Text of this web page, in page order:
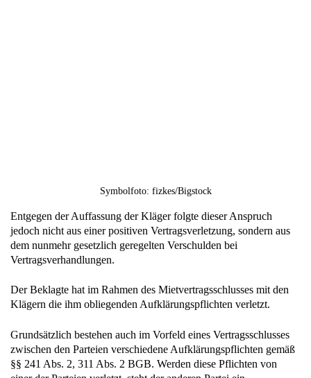
Symbolfoto: fizkes/Bigstock
Entgegen der Auffassung der Kläger folgte dieser Anspruch
jedoch nicht aus einer positiven Vertragsverletzung, sondern aus
dem nunmehr gesetzlich geregelten Verschulden bei
Vertragsverhandlungen.
Der Beklagte hat im Rahmen des Mietvertragsschlusses mit den
Klägern die ihm obliegenden Aufklärungspflichten verletzt.
Grundsätzlich bestehen auch im Vorfeld eines Vertragsschlusses
zwischen den Parteien verschiedene Aufklärungspflichten gemäß
§§ 241 Abs. 2, 311 Abs. 2 BGB. Werden diese Pflichten von